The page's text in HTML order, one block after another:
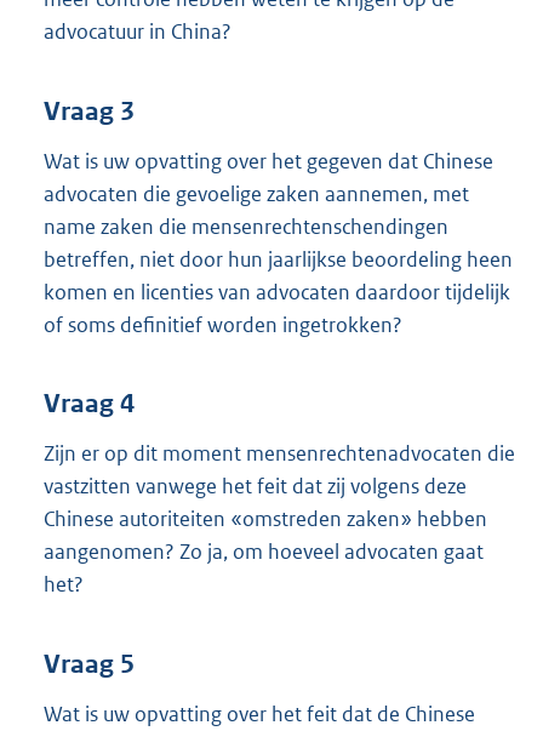
advocatuur in China?
Vraag 3
Wat is uw opvatting over het gegeven dat Chinese
advocaten die gevoelige zaken aannemen, met
name zaken die mensenrechtenschendingen
betreffen, niet door hun jaarlijkse beoordeling heen
komen en licenties van advocaten daardoor tijdelijk
of soms definitief worden ingetrokken?
Vraag 4
Zijn er op dit moment mensenrechtenadvocaten die
vastzitten vanwege het feit dat zij volgens deze
Chinese autoriteiten «omstreden zaken» hebben
aangenomen? Zo ja, om hoeveel advocaten gaat
het?
Vraag 5
Wat is uw opvatting over het feit dat de Chinese